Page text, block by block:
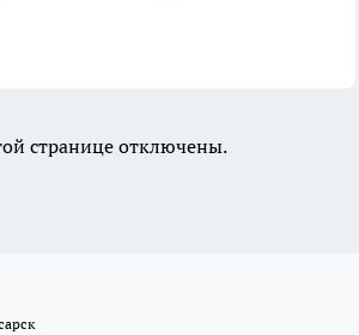
странице отключены.